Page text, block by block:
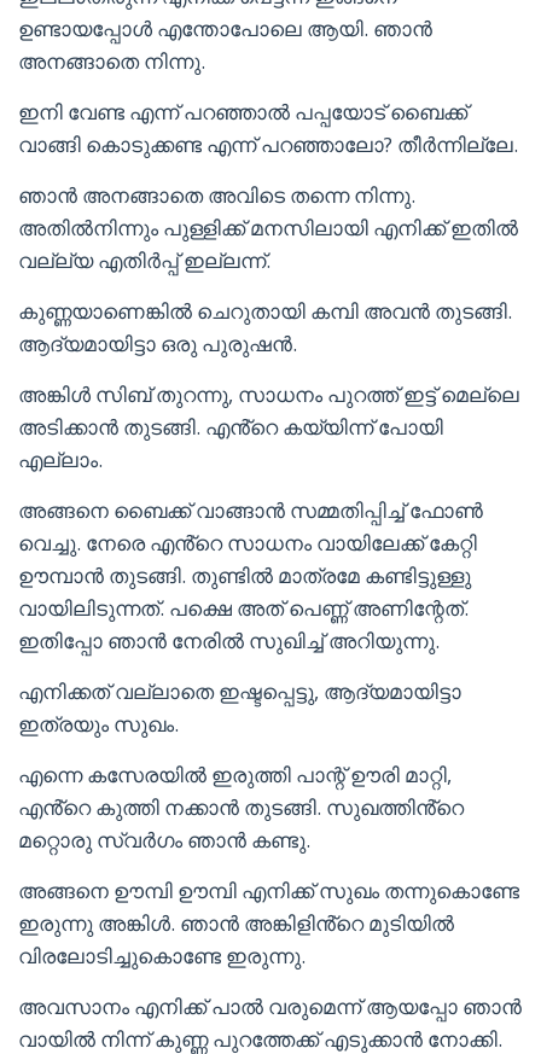
ഉണ്ടായപ്പോൾ എന്തോപോലെ ആയി. ഞാൻ
അനങ്ങാതെ നിന്നു.
ഇനി വേണ്ട എന്ന് പറഞ്ഞാൽ പപ്പയോട് ബൈക്ക്
വാങ്ങി കൊടുക്കണ്ട എന്ന് പറഞ്ഞാലോ? തീർന്നില്ലേ.
ഞാൻ അനങ്ങാതെ അവിടെ തന്നെ നിന്നു.
അതിൽനിന്നും പുള്ളിക്ക് മനസിലായി എനിക്ക് ഇതിൽ
വല്ല്യ എതിർപ്പ് ഇല്ലന്ന്.
കുണ്ണയാണെങ്കിൽ ചെറുതായി കമ്പി അവൻ തുടങ്ങി.
ആദ്യമായിട്ടാ ഒരു പുരുഷൻ.
അങ്കിൾ സിബ് തുറന്നു, സാധനം പുറത്ത് ഇട്ട് മെല്ലെ
അടിക്കാൻ തുടങ്ങി. എൻ്റെ കയ്യിന്ന് പോയി
എല്ലാം.
അങ്ങനെ ബൈക്ക് വാങ്ങാൻ സമ്മതിപ്പിച്ച് ഫോൺ
വെച്ചു. നേരെ എൻ്റെ സാധനം വായിലേക്ക് കേറ്റി
ഊമ്പാൻ തുടങ്ങി. തുണ്ടിൽ മാത്രമേ കണ്ടിട്ടുള്ളു
വായിലിടുന്നത്. പക്ഷെ അത് പെണ്ണ് അണിന്റേത്.
ഇതിപ്പോ ഞാൻ നേരിൽ സുഖിച്ച് അറിയുന്നു.
എനിക്കത് വല്ലാതെ ഇഷ്ടപ്പെട്ടു, ആദ്യമായിട്ടാ
ഇത്രയും സുഖം.
എന്നെ കസേരയിൽ ഇരുത്തി പാന്റ് ഊരി മാറ്റി,
എൻ്റെ കുത്തി നക്കാൻ തുടങ്ങി. സുഖത്തിൻ്റെ
മറ്റൊരു സ്വർഗം ഞാൻ കണ്ടു.
അങ്ങനെ ഊമ്പി ഊമ്പി എനിക്ക് സുഖം തന്നുകൊണ്ടേ
ഇരുന്നു അങ്കിൾ. ഞാൻ അങ്കിളിൻ്റെ മുടിയിൽ
വിരലോടിച്ചുകൊണ്ടേ ഇരുന്നു.
അവസാനം എനിക്ക് പാൽ വരുമെന്ന് ആയപ്പോ ഞാൻ
വായിൽ നിന്ന് കുണ്ണ പുറത്തേക്ക് എടുക്കാൻ നോക്കി.